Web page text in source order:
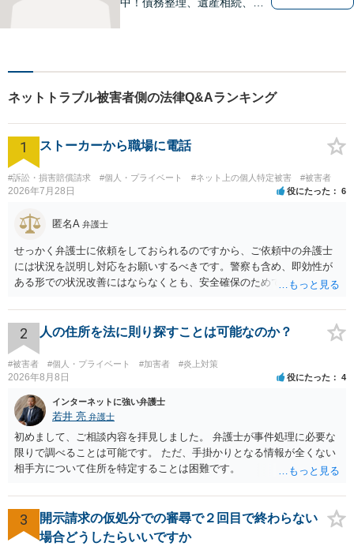
まずはお気軽にご相談くださ
い！【駐車場近く】
ネットトラブル被害者側の法律Q&Aランキング
1 ストーカーから職場に電話
#訴訟・損害賠償請求 #個人・プライベート #ネット上の個人特定被害 #被害者
2026年7月28日 役にたった 6
匿名A 弁護士
せっかく弁護士に依頼をしておられるのですから、ご依頼中の弁護士
には状況を説明し対応をお願いするべきです。警察も含め、即効性が
ある形での状況改善にはならなくとも、安全確保のためできることは
2 人の住所を法に則り探すことは可能なのか？
#被害者 #個人・プライベート #加害者 #炎上対策
2026年8月8日 役にたった 4
インターネットに強い弁護士
若井 亮 弁護士
初めまして、ご相談内容を拝見しました。 弁護士が事件処理に必要な
限りで調べることは可能です。 ただ、手掛かりとなる情報が全くない
相手方について住所を特定することは困難です。
3
開示請求の仮処分での審尋で２回目で終わらない
場合どうしたらいいですか